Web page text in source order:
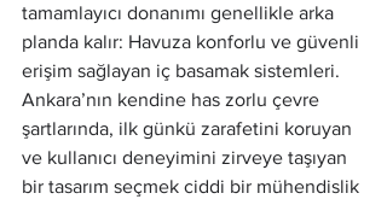
tamamlayıcı donanımı genellikle arka
planda kalır: Havuza konforlu ve güvenli
erişim sağlayan iç basamak sistemleri.
Ankara’nın kendine has zorlu çevre
şartlarında, ilk günkü zarafetini koruyan
ve kullanıcı deneyimini zirveye taşıyan
bir tasarım seçmek ciddi bir mühendislik